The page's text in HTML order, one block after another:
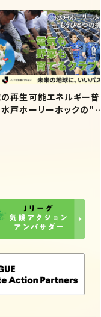
再生可能エネルギー普
戸ホーリーホックの"